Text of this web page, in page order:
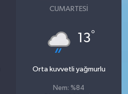
CUMARTESI
13°
Orta kuvvetli yağmurlu
Nem: %84